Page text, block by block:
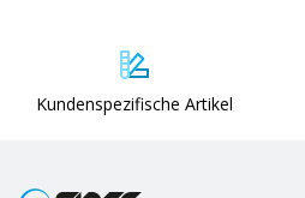
Kundenspezifische Artikel